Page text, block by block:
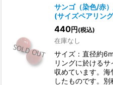
サンゴ（染色/赤
(サイズペアリン
440円 (税込)
在庫なし
サイズ：直径約
リングに於ける
収めています。
したものです。